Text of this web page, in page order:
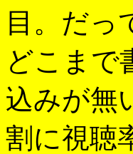
目。だっ
どこまで
込みが無
割に視聴